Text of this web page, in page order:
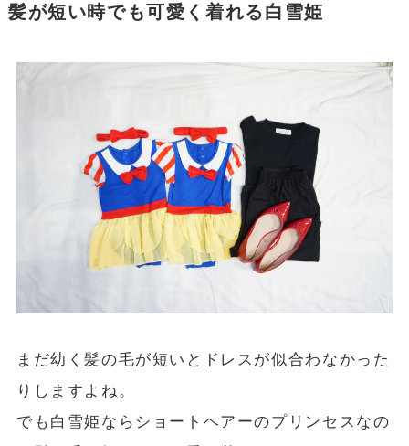
髪が短い時でも可愛く着れる白雪姫
まだ幼く髪の毛が短いとドレスが似合わなかった
りしますよね。
でも白雪姫ならショートヘアーのプリンセスなの